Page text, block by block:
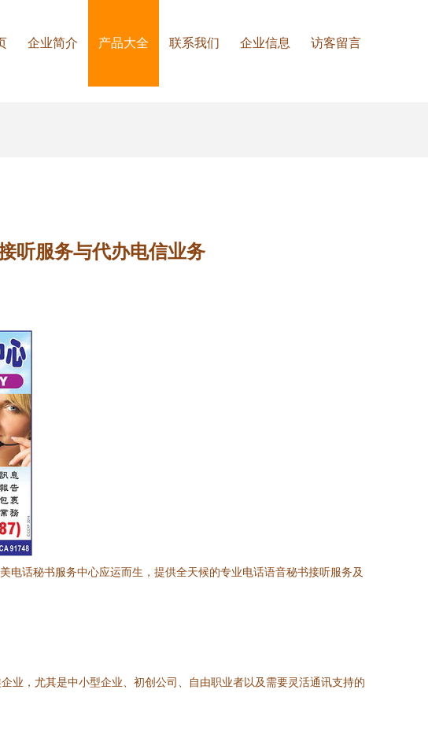
企业简介 产品大全 联系我们 企业信息 访客留言
听服务与代办电信业务
话秘书服务中心应运而生，提供全天候的专业电话语音秘书接听服务及
业，尤其是中小型企业、初创公司、自由职业者以及需要灵活通讯支持的